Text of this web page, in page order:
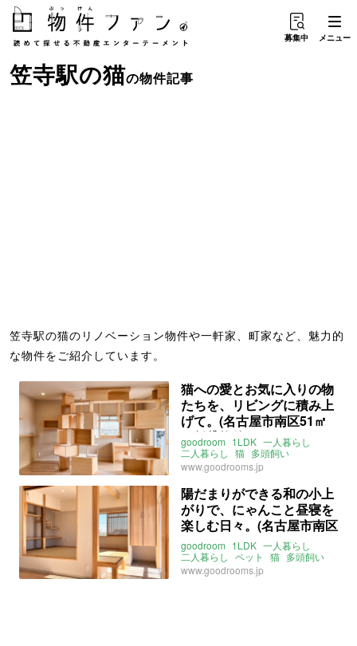
募集中 メニュー
笠寺駅の猫の物件記事
笠寺駅の猫のリノベーション物件や一軒家、町家など、魅力的
な物件をご紹介しています。
猫への愛とお気に入りの物
たちを、リビングに積み上
げて。(名古屋市南区51㎡
の賃貸物件)
goodroom 1LDK 一人暮らし
二人暮らし 猫 多頭飼い
キャットウォーク
キャットステップ
爪とぎ
レトロ マンション
リノベ
二面採光 角部屋 愛知 名古屋
中割 名鉄常滑線 大江駅
東海道本線 笠寺駅
名鉄名古屋本線
本笠寺駅
ライター：増成かおり
賃貸
www.goodrooms.jp
陽だまりができる和の小上
がりで、にゃんこと昼寝を
楽しむ日々。(名古屋市南区
51㎡の賃貸物件)
goodroom 1LDK 一人暮らし
二人暮らし ペット 猫 多頭飼い
和室 小上がり 畳
キャットウォーク
www.goodrooms.jp